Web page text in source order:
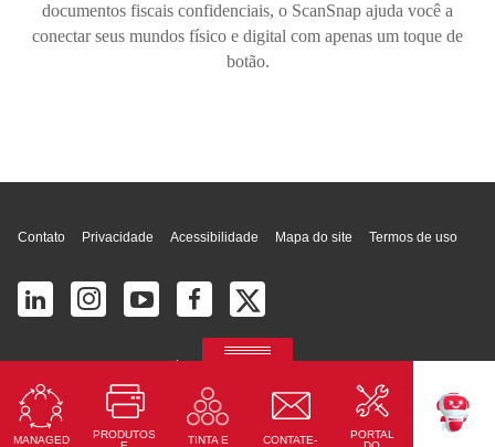
documentos fiscais confidenciais, o ScanSnap ajuda você a
conectar seus mundos físico e digital com apenas um toque de
botão.
MANAGED
PRODUTOS
TINTA E
CONTATE-
PORTAL
Contato Privacidade Acessibilidade Mapa do site Termos de uso